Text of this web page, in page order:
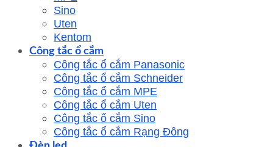
Sino
Uten
Kentom
Công tắc ổ cắm
Công tắc ổ cắm Panasonic
Công tắc ổ cắm Schneider
Công tắc ổ cắm MPE
Công tắc ổ cắm Uten
Công tắc ổ cắm Sino
Công tắc ổ cắm Rạng Đông